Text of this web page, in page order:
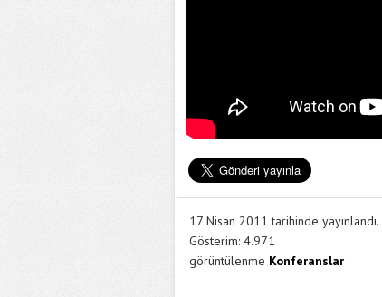
17 Nisan 2011 tarihinde yayınlandı.
Gösterim: 4.971
görüntülenme Konferanslar